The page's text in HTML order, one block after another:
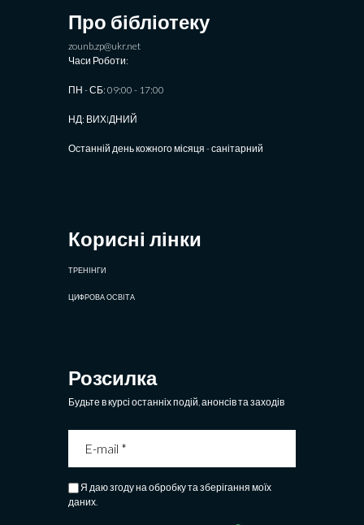
Про бібліотеку
zounb.zp@ukr.net
Часи Роботи:
ПН - СБ: 09:00 - 17:00
НД: ВИХIДНИЙ
Останній день кожного місяця - санітарний
Корисні лінки
ТРЕНІНГИ
ЦИФРОВА ОСВІТА
Розсилка
Будьте в курсі останніх подій, анонсів та заходів
Я даю згоду на обробку та зберігання моїх
даних.